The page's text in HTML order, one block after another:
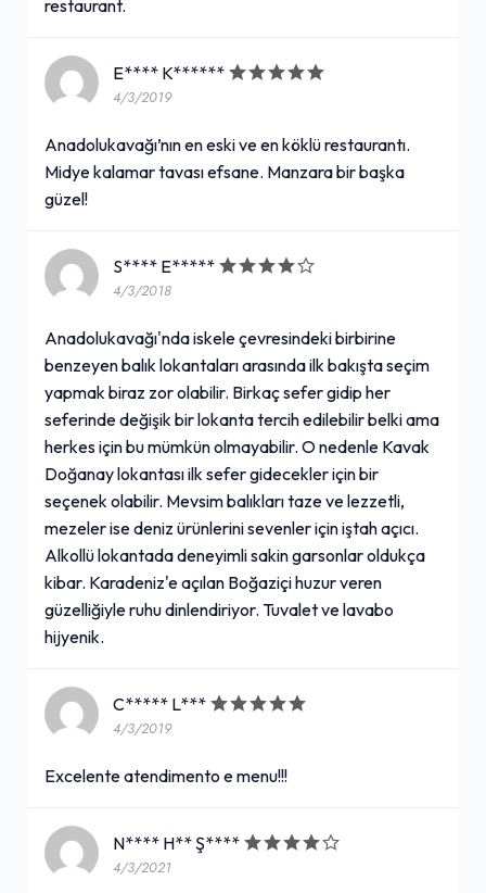
restaurant.
E**** K******
4/3/2019
Anadolukavağı’nın en eski ve en köklü restaurantı.
Midye kalamar tavası efsane. Manzara bir başka
güzel!
S**** E*****
4/3/2018
Anadolukavağı'nda iskele çevresindeki birbirine
benzeyen balık lokantaları arasında ilk bakışta seçim
yapmak biraz zor olabilir. Birkaç sefer gidip her
seferinde değişik bir lokanta tercih edilebilir belki ama
herkes için bu mümkün olmayabilir. O nedenle Kavak
Doğanay lokantası ilk sefer gidecekler için bir
seçenek olabilir. Mevsim balıkları taze ve lezzetli,
mezeler ise deniz ürünlerini sevenler için iştah açıcı.
Alkollü lokantada deneyimli sakin garsonlar oldukça
kibar. Karadeniz'e açılan Boğaziçi huzur veren
güzelliğiyle ruhu dinlendiriyor. Tuvalet ve lavabo
hijyenik.
C***** L***
4/3/2019
Excelente atendimento e menu!!!
N**** H** Ş****
4/3/2021